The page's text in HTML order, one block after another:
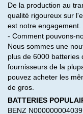
De la production au
qualité rigoureux sur
est notre engagement.
- Comment pouvons-
Nous sommes une
plus de 6000 batteries
fournisseurs de la
pouvez acheter les
de gros.
BATTERIES
BENZ N000000004039